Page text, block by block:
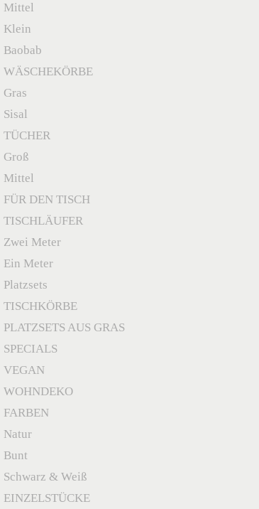
Mittel
Klein
Baobab
WÄSCHEKÖRBE
Gras
Sisal
TÜCHER
Groß
Mittel
FÜR DEN TISCH
TISCHLÄUFER
Zwei Meter
Ein Meter
Platzsets
TISCHKÖRBE
PLATZSETS AUS GRAS
SPECIALS
VEGAN
WOHNDEKO
FARBEN
Natur
Bunt
Schwarz & Weiß
EINZELSTÜCKE